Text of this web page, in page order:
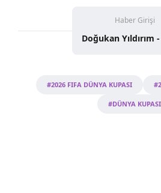
Haber Girişi
Doğukan Yıldırım
#2026 FIFA DÜNYA KUPASI
#DÜNYA KUPASI